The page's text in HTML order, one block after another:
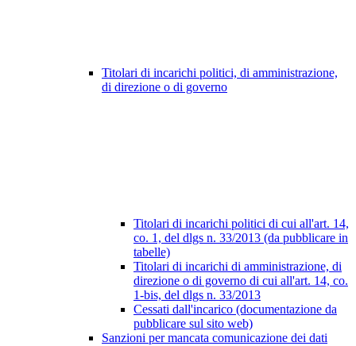
Titolari di incarichi politici, di amministrazione,
di direzione o di governo
Titolari di incarichi politici di cui all'art. 14,
co. 1, del dlgs n. 33/2013 (da pubblicare in
tabelle)
Titolari di incarichi di amministrazione, di
direzione o di governo di cui all'art. 14, co.
1-bis, del dlgs n. 33/2013
Cessati dall'incarico (documentazione da
pubblicare sul sito web)
Sanzioni per mancata comunicazione dei dati